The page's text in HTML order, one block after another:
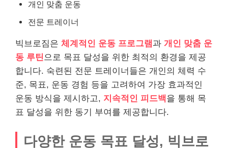
개인 맞춤 운동
전문 트레이너
빅브로짐은 체계적인 운동 프로그램 과 개인 맞춤 운
동 루틴 으로 목표 달성을 위한 최적의 환경을 제공
합니다. 숙련된 전문 트레이너들은 개인의 체력 수
준, 목표, 운동 경험 등을 고려하여 가장 효과적인
운동 방식을 제시하고, 지속적인 피드백을 통해 목
표 달성을 위한 동기 부여를 제공합니다.
다양한 운동 목표 달성, 빅브로